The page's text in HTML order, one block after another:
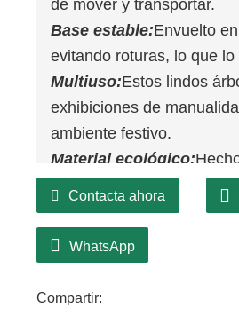
de mover y transportar.
Base estable:Envuelto
evitando roturas, lo que
Multiuso:Estos lindos
exhibiciones de
ambiente festivo.
Material ecológico:
fácil de almacenar,
Contacta ahora
WhatsApp
Compartir: